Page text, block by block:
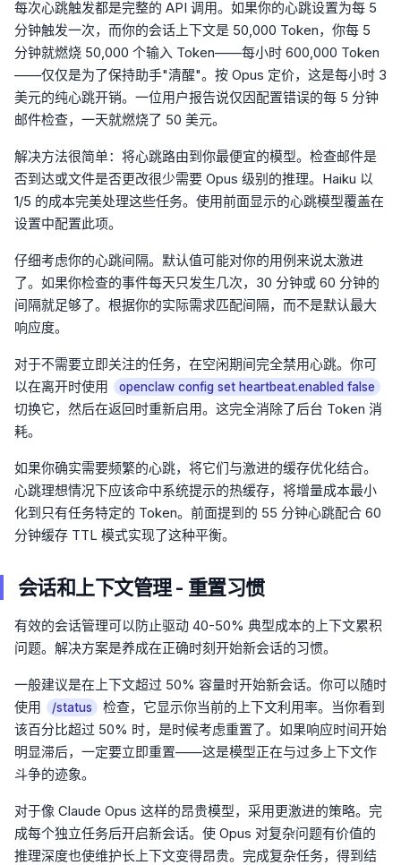
每次心跳触发都是完整的 API 调用。如果你的心跳设置为每 5
分钟触发一次，而你的会话上下文是 50,000 Token，你每 5
分钟就燃烧 50,000 个输入 Token——每小时 600,000 Token
——仅仅是为了保持助手"清醒"。按 Opus 定价，这是每小时 3
美元的纯心跳开销。一位用户报告说仅因配置错误的每 5 分钟
邮件检查，一天就燃烧了 50 美元。
解决方法很简单：将心跳路由到你最便宜的模型。检查邮件是
否到达或文件是否更改很少需要 Opus 级别的推理。Haiku 以
1/5 的成本完美处理这些任务。使用前面显示的心跳模型覆盖在
设置中配置此项。
仔细考虑你的心跳间隔。默认值可能对你的用例来说太激进
了。如果你检查的事件每天只发生几次，30 分钟或 60 分钟的
间隔就足够了。根据你的实际需求匹配间隔，而不是默认最大
响应度。
对于不需要立即关注的任务，在空闲期间完全禁用心跳。你可
以在离开时使用
openclaw config set heartbeat.enabled false
切换它，然后在返回时重新启用。这完全消除了后台 Token 消
耗。
如果你确实需要频繁的心跳，将它们与激进的缓存优化结合。
心跳理想情况下应该命中系统提示的热缓存，将增量成本最小
化到只有任务特定的 Token。前面提到的 55 分钟心跳配合 60
分钟缓存 TTL 模式实现了这种平衡。
会话和上下文管理 - 重置习惯
有效的会话管理可以防止驱动 40-50% 典型成本的上下文累积
问题。解决方案是养成在正确时刻开始新会话的习惯。
一般建议是在上下文超过 50% 容量时开始新会话。你可以随时
使用
/status
检查，它显示你当前的上下文利用率。当你看到
该百分比超过 50% 时，是时候考虑重置了。如果响应时间开始
明显滞后，一定要立即重置——这是模型正在与过多上下文作
斗争的迹象。
对于像 Claude Opus 这样的昂贵模型，采用更激进的策略。完
成每个独立任务后开启新会话。使 Opus 对复杂问题有价值的
推理深度也使维护长上下文变得昂贵。完成复杂任务，得到结